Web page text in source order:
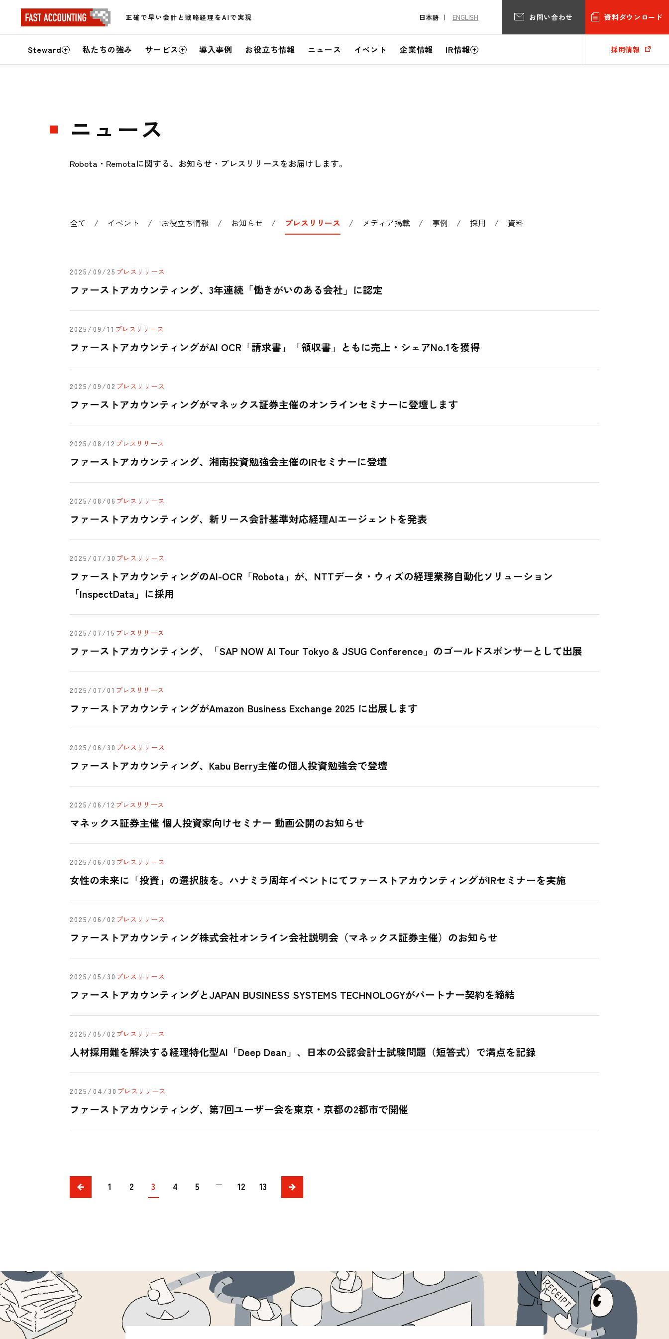
正確で早い会計と戦略経理をAIで実現 日本語 ENGLISH お問い合わせ 資料ダウンロード
サ
イ
Steward 私たちの強み サービス 導入事例 お役立ち情報 ニュース イベント 企業情報 IR情報 採用情報
ニュース
Robota・Remotaに関する、お知らせ・プレスリリースをお届けします。
全て イベント お役立ち情報 お知らせ プレスリリース メディア掲載 事例 採用 資料
2025/09/25 プレスリリース
ファーストアカウンティング、3年連続「働きがいのある会社」に認定
2025/09/11 プレスリリース
ファーストアカウンティングがAI OCR「請求書」「領収書」ともに売上・シェアNo.1を獲得
2025/09/02 プレスリリース
ファーストアカウンティングがマネックス証券主催のオンラインセミナーに登壇します
2025/08/12 プレスリリース
ファーストアカウンティング、湘南投資勉強会主催のIRセミナーに登壇
2025/08/06 プレスリリース
ファーストアカウンティング、新リース会計基準対応経理AIエージェントを発表
2025/07/30 プレスリリース
ファーストアカウンティングのAI-OCR「Robota」が、NTTデータ・ウィズの経理業務自動化ソリューション
「InspectData」に採用
2025/07/15 プレスリリース
ファーストアカウンティング、「SAP NOW AI Tour Tokyo & JSUG Conference」のゴールドスポンサーとして出展
2025/07/01 プレスリリース
ファーストアカウンティングがAmazon Business Exchange 2025 に出展します
2025/06/30 プレスリリース
ファーストアカウンティング、Kabu Berry主催の個人投資勉強会で登壇
2025/06/12 プレスリリース
マネックス証券主催 個人投資家向けセミナー 動画公開のお知らせ
2025/06/03 プレスリリース
女性の未来に「投資」の選択肢を。ハナミラ周年イベントにてファーストアカウンティングがIRセミナーを実施
2025/06/02 プレスリリース
ファーストアカウンティング株式会社オンライン会社説明会（マネックス証券主催）のお知らせ
2025/05/30 プレスリリース
ファーストアカウンティングとJAPAN BUSINESS SYSTEMS TECHNOLOGYがパートナー契約を締結
2025/05/02 プレスリリース
人材採用難を解決する経理特化型AI「Deep Dean」、日本の公認会計士試験問題（短答式）で満点を記録
2025/04/30 プレスリリース
ファーストアカウンティング、第7回ユーザー会を東京・京都の2都市で開催
前
へ
1 2 3 4 5 ... 12 13
次
へ